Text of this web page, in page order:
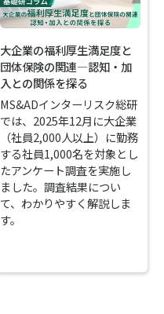
大企業の福利厚生満足度と
団体保険の関連―認知・加
入との関係を探る
MS&ADインターリスク総研
では、2025年12月に大企業
（社員2,000人以上）に勤務
する社員1,000名を対象とし
たアンケート調査を実施し
ました。調査結果につい
て、わかりやすく解説しま
す。